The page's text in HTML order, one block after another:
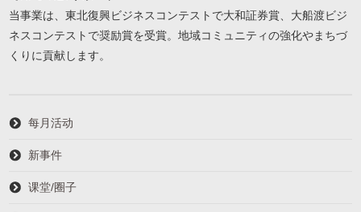
当事業は、東北復興ビジネスコンテストで大和証券賞、大船渡ビジ
ネスコンテストで奨励賞を受賞。地域コミュニティの強化やまちづ
くりに貢献します。
每月活动
新事件
课堂/圈子